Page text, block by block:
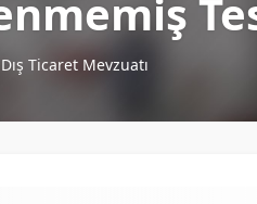
Dış Ticaret Mevzuatı